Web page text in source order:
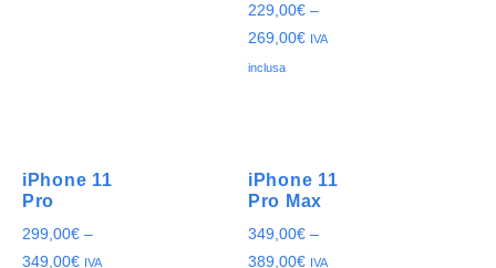
229,00€ –
269,00€ IVA
inclusa
iPhone 11
Pro
299,00€ –
349,00€ IVA
iPhone 11
Pro Max
349,00€ –
389,00€ IVA